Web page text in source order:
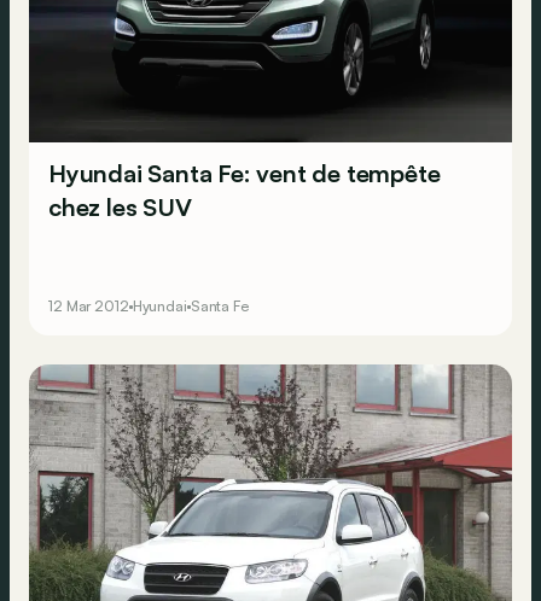
Hyundai Santa Fe: vent de tempête
chez les SUV
12 Mar 2012 Hyundai Santa Fe